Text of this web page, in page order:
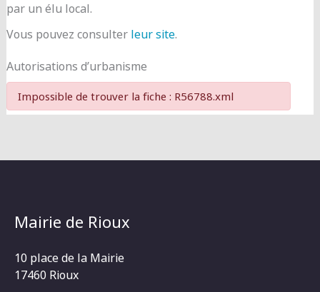
par un élu local.
Vous pouvez consulter leur site.
Autorisations d’urbanisme
Impossible de trouver la fiche : R56788.xml
Mairie de Rioux
10 place de la Mairie
17460 Rioux